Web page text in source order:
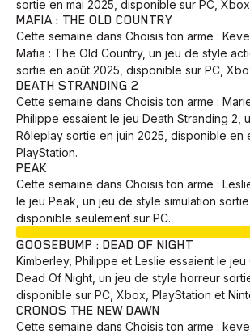
sortie en mai 2025, disponible sur PC,
MAFIA : THE OLD COUNTRY
Cette semaine dans Choisis ton arme :
Mafia : The Old Country, un jeu de style
sortie en août 2025, disponible sur PC,
DEATH STRANDING 2
Cette semaine dans Choisis ton arme :
Philippe essaient le jeu Death Stranding 2,
Rôleplay sortie en juin 2025, disponible en
PlayStation.
PEAK
Cette semaine dans Choisis ton arme :
le jeu Peak, un jeu de style simulation sortie
disponible seulement sur PC.
GOOSEBUMP : DEAD OF NIGHT
Kimberley, Philippe et Leslie essaient le jeu
Dead Of Night, un jeu de style horreur
disponible sur PC, Xbox, PlayStation et
CRONOS THE NEW DAWN
Cette semaine dans Choisis ton arme :